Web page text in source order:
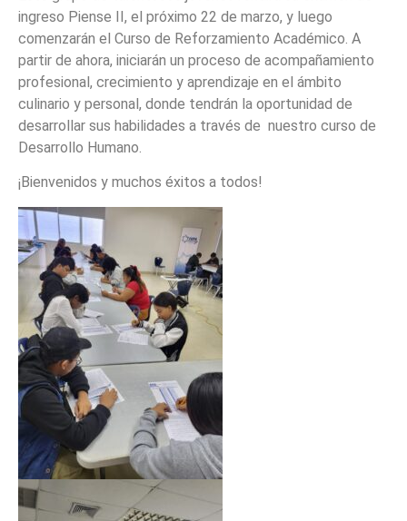
ingreso Piense II, el próximo 22 de marzo, y luego
comenzarán el Curso de Reforzamiento Académico. A
partir de ahora, iniciarán un proceso de acompañamiento
profesional, crecimiento y aprendizaje en el ámbito
culinario y personal, donde tendrán la oportunidad de
desarrollar sus habilidades a través de nuestro curso de
Desarrollo Humano.
¡Bienvenidos y muchos éxitos a todos!